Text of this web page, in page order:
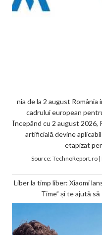
nia de la 2 august România
cadrului european
Începând cu 2 august 2026,
artificială devine
etapizat
Source:TechnoReport.ro|
Liber la timp liber: Xiaomi
Time” și te ajută